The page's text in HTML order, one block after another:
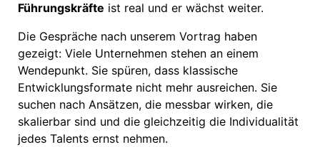
Führungskräfte ist real und er wächst weiter.
Die Gespräche nach unserem Vortrag haben
gezeigt: Viele Unternehmen stehen an einem
Wendepunkt. Sie spüren, dass klassische
Entwicklungsformate nicht mehr ausreichen. Sie
suchen nach Ansätzen, die messbar wirken, die
skalierbar sind und die gleichzeitig die Individualität
jedes Talents ernst nehmen.